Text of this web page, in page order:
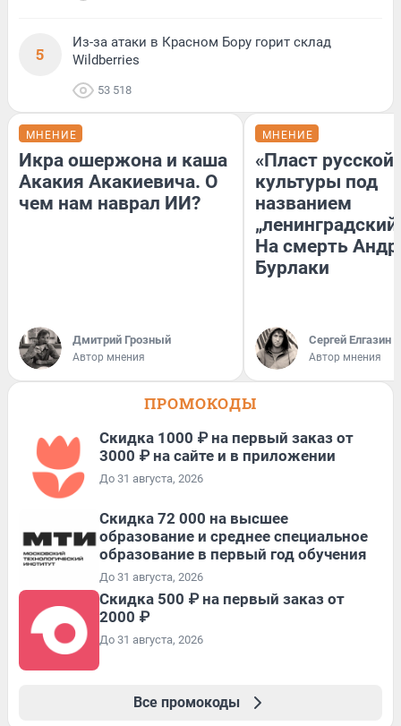
5
Из-за атаки в Красном Бору горит склад
Wildberries
53 518
МНЕНИЕ
Икра ошержона и каша
Акакия Акакиевича. О
чем нам наврал ИИ?
Дмитрий Грозный
Автор мнения
МНЕНИЕ
«Пласт русской
культуры под
названием
На смерть
Бурлаки
Сергей Елгазин
Автор мнения
ПРОМОКОДЫ
Скидка 1000 ₽ на первый заказ от
3000 ₽ на сайте и в приложении
До 31 августа, 2026
Скидка 72 000 на высшее
образование и среднее специальное
образование в первый год обучения
До 31 августа, 2026
Скидка 500 ₽ на первый заказ от
2000 ₽
До 31 августа, 2026
Все промокоды